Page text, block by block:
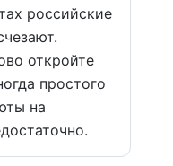
российские
откройте
простого
на